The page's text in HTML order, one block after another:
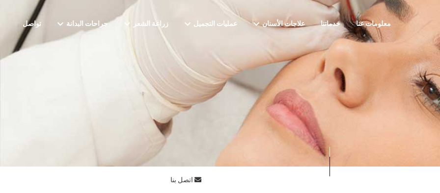
معلومات عنا خدماتنا علاجات الأسنان عمليات التجميل زراعة الشعر جراحات البدانة تواصل
اتصل بنا